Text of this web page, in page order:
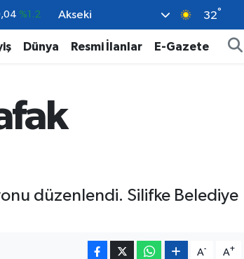
%0.17
%0.27
%-19
Akseki 32°
Dünya Resmi İlanlar E-Gazete
düzenlendi. Silifke Belediye
A- A+